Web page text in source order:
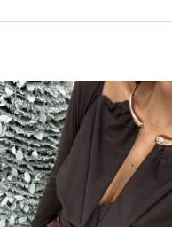
elegir en la página de producto